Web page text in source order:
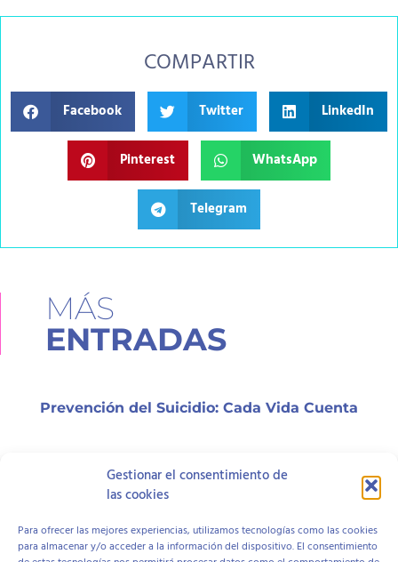
Gestionar el consentimiento de
las cookies
Para ofrecer las mejores experiencias, utilizamos tecnologías como las cookies
para almacenar y/o acceder a la información del dispositivo. El consentimiento
COMPARTIR
Facebook Twitter LinkedIn
Pinterest WhatsApp
Telegram
MÁS
ENTRADAS
Prevención del Suicidio: Cada Vida Cuenta
¿Qué es el test HTP y cómo funciona?
¿Qué es el test BLoP y cómo funciona?